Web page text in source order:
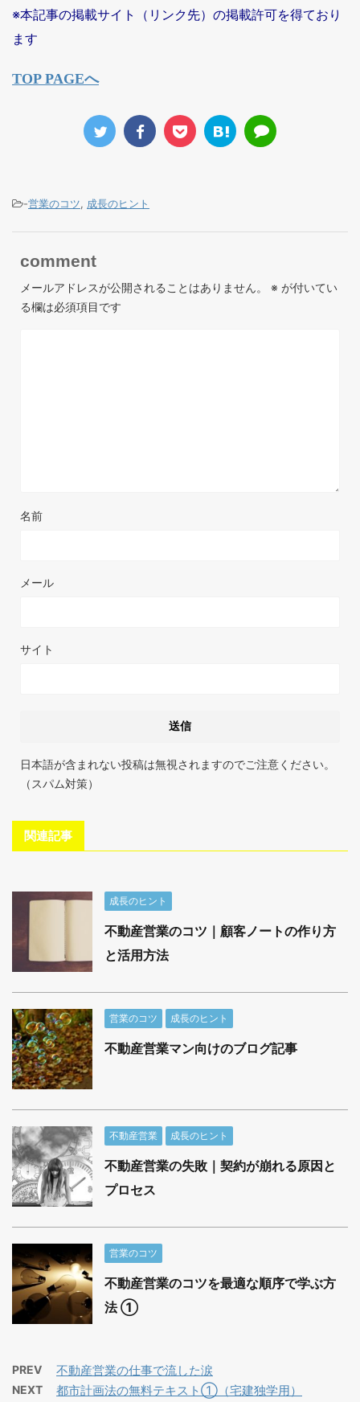
※本記事の掲載サイト（リンク先）の掲載許可を得ており
ます
TOP PAGEへ
-営業のコツ, 成長のヒント
comment
メールアドレスが公開されることはありません。 ※ が付いてい
る欄は必須項目です
名前
メール
サイト
日本語が含まれない投稿は無視されますのでご注意ください。
（スパム対策）
関連記事
成長のヒント
不動産営業のコツ｜顧客ノートの作り方
と活用方法
営業のコツ 成長のヒント
不動産営業マン向けのブログ記事
不動産営業 成長のヒント
不動産営業の失敗｜契約が崩れる原因と
プロセス
営業のコツ
不動産営業のコツを最適な順序で学ぶ方
法 ①
PREV 不動産営業の仕事で流した涙
NEXT 都市計画法の無料テキスト①（宅建独学用）